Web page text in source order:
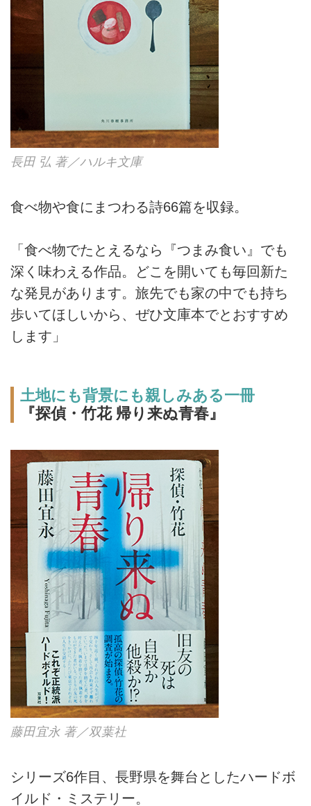
長田 弘 著／ハルキ文庫
食べ物や食にまつわる詩66篇を収録。
「食べ物でたとえるなら『つまみ食い』でも
深く味わえる作品。どこを開いても毎回新た
な発見があります。旅先でも家の中でも持ち
歩いてほしいから、ぜひ文庫本でとおすすめ
します」
土地にも背景にも親しみある一冊
『探偵・竹花 帰り来ぬ青春』
藤田宜永 著／双葉社
シリーズ6作目、長野県を舞台としたハードボ
イルド・ミステリー。